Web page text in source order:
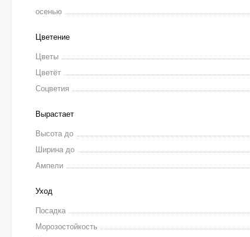
осенью
Цветение
Цветы
Цветёт
Соцветия
Вырастает
Высота до
Ширина до
Ампели
Уход
Посадка
Морозостойкость